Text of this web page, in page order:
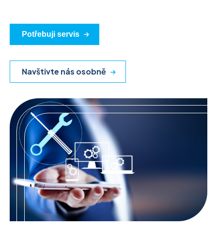
Potřebuji servis
Navštivte nás osobně